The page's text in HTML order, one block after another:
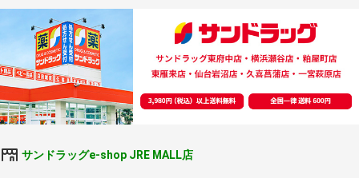
サンドラッグe-shop JRE MALL店